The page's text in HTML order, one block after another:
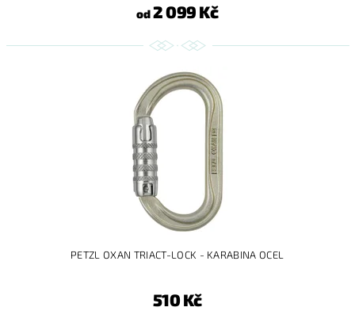
od2 099 Kč
PETZL OXAN TRIACT-LOCK - KARABINA OCEL
510 Kč